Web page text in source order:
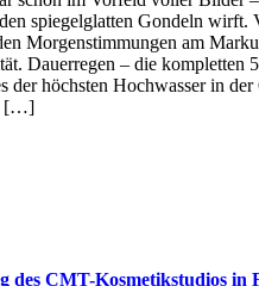
spiegelglatten Gondeln wirft.
Morgenstimmungen am
Dauerregen – die kompletten
der höchsten Hochwasser in der
[…]
des CMT-Kosmetikstudios in